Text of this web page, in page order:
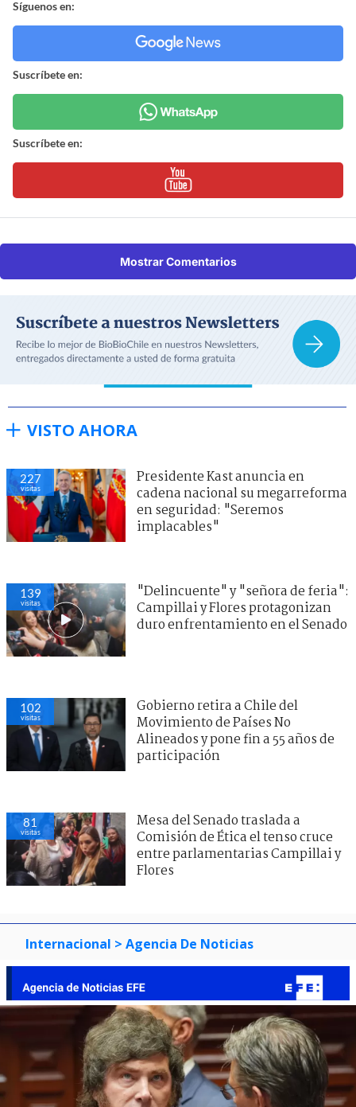
Síguenos en:
Suscríbete en:
Suscríbete en:
Mostrar Comentarios
VISTO AHORA
227
visitas
Presidente Kast anuncia en
cadena nacional su megarreforma
en seguridad: "Seremos
implacables"
139
visitas
"Delincuente" y "señora de feria":
Campillai y Flores protagonizan
duro enfrentamiento en el Senado
102
visitas
Gobierno retira a Chile del
Movimiento de Países No
Alineados y pone fin a 55 años de
participación
81
visitas
Mesa del Senado traslada a
Comisión de Ética el tenso cruce
entre parlamentarias Campillai y
Flores
Internacional > Agencia De Noticias